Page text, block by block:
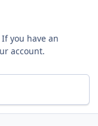
you have an
account.